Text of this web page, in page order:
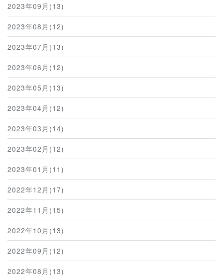
2023年09月(13)
2023年08月(12)
2023年07月(13)
2023年06月(12)
2023年05月(13)
2023年04月(12)
2023年03月(14)
2023年02月(12)
2023年01月(11)
2022年12月(17)
2022年11月(15)
2022年10月(13)
2022年09月(12)
2022年08月(13)